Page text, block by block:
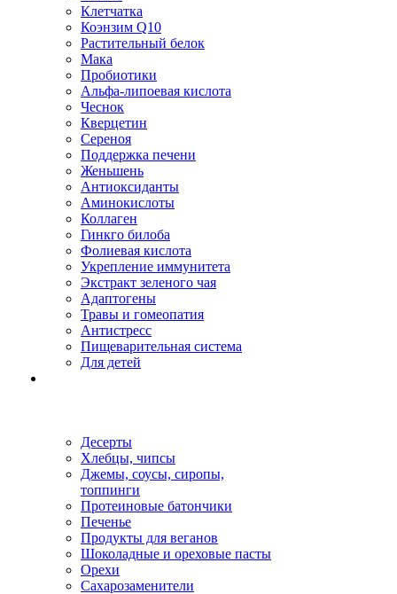
Клетчатка
Коэнзим Q10
Растительный белок
Мака
Пробиотики
Альфа-липоевая кислота
Чеснок
Кверцетин
Сереноя
Поддержка печени
Женьшень
Антиоксиданты
Аминокислоты
Коллаген
Гинкго билоба
Фолиевая кислота
Укрепление иммунитета
Экстракт зеленого чая
Адаптогены
Травы и гомеопатия
Антистресс
Пищеварительная система
Для детей
Десерты
Хлебцы, чипсы
Джемы, соусы, сиропы,
топпинги
Протеиновые батончики
Печенье
Продукты для веганов
Шоколадные и ореховые пасты
Орехи
Сахарозаменители